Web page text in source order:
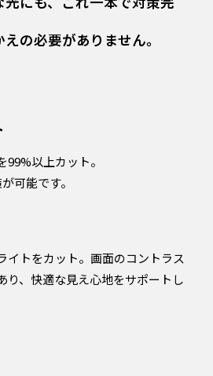
の必要がありません。
以上カット。
可能です。
イトをカット。画面のコントラス
り、快適な見え心地をサポートし